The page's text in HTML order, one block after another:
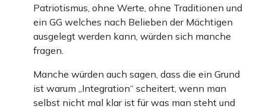
Patriotismus, ohne Werte, ohne Traditionen und
ein GG welches nach Belieben der Mächtigen
ausgelegt werden kann, würden sich manche
fragen.
Manche würden auch sagen, dass die ein Grund
ist warum „Integration“ scheitert, wenn man
selbst nicht mal klar ist für was man steht und